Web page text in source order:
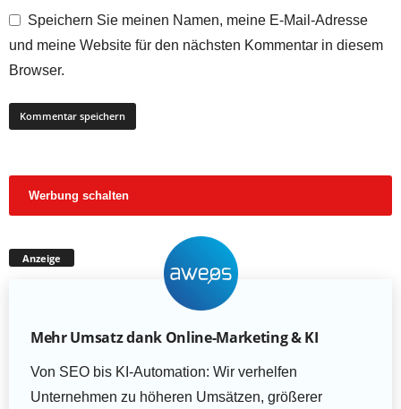
Speichern Sie meinen Namen, meine E-Mail-Adresse
und meine Website für den nächsten Kommentar in diesem
Browser.
Werbung schalten
Anzeige
Mehr Umsatz dank Online-Marketing & KI
Von SEO bis KI-Automation: Wir verhelfen
Unternehmen zu höheren Umsätzen, größerer